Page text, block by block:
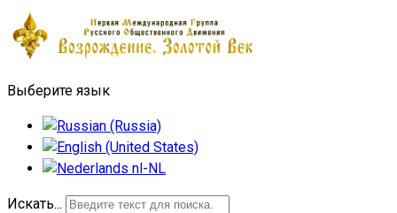
Выберите язык
Искать...